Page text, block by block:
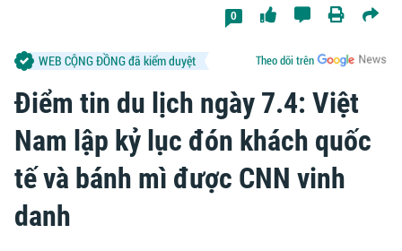
Điểm tin du lịch ngày 7.4: Việt
Nam lập kỷ lục đón khách quốc
tế và bánh mì được CNN vinh
danh
0
Theo dõi trên
WEB CỘNG ĐỒNG đã kiểm duyệt